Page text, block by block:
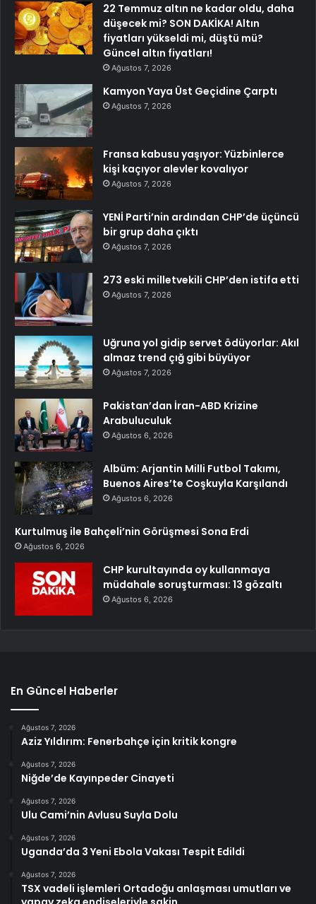
22 Temmuz altın ne kadar oldu, daha
düşecek mi? SON DAKİKA! Altın
fiyatları yükseldi mi, düştü mü?
Güncel altın fiyatları!
Ağustos 7, 2026
Kamyon Yaya Üst Geçidine Çarptı
Ağustos 7, 2026
Fransa kabusu yaşıyor: Yüzbinlerce
kişi kaçıyor alevler kovalıyor
Ağustos 7, 2026
YENİ Parti’nin ardından CHP’de üçüncü
bir grup daha çıktı
Ağustos 7, 2026
273 eski milletvekili CHP’den istifa etti
Ağustos 7, 2026
Uğruna yol gidip servet ödüyorlar: Akıl
almaz trend çığ gibi büyüyor
Ağustos 7, 2026
Pakistan’dan İran-ABD Krizine
Arabuluculuk
Ağustos 6, 2026
Albüm: Arjantin Milli Futbol Takımı,
Buenos Aires’te Coşkuyla Karşılandı
Ağustos 6, 2026
Kurtulmuş ile Bahçeli’nin Görüşmesi Sona Erdi
Ağustos 6, 2026
CHP kurultayında oy kullanmaya
müdahale soruşturması: 13 gözaltı
Ağustos 6, 2026
En Güncel Haberler
Ağustos 7, 2026
Aziz Yıldırım: Fenerbahçe için kritik kongre
Ağustos 7, 2026
Niğde’de Kayınpeder Cinayeti
Ağustos 7, 2026
Ulu Cami’nin Avlusu Suyla Dolu
Ağustos 7, 2026
Uganda’da 3 Yeni Ebola Vakası Tespit Edildi
Ağustos 7, 2026
TSX vadeli işlemleri Ortadoğu anlaşması umutları ve